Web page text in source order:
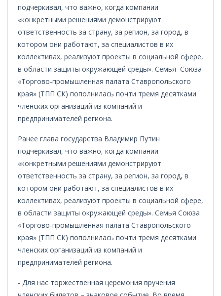
подчеркивал, что важно, когда компании
«конкретными решениями демонстрируют
ответственность за страну, за регион, за город, в
котором они работают, за специалистов в их
коллективах, реализуют проекты в социальной сфере,
в области защиты окружающей среды». Семья Союза
«Торгово-промышленная палата Ставропольского
края» (ТПП СК) пополнилась почти тремя десятками
членских организаций из компаний и
предпринимателей региона.
Ранее глава государства Владимир Путин
подчеркивал, что важно, когда компании
«конкретными решениями демонстрируют
ответственность за страну, за регион, за город, в
котором они работают, за специалистов в их
коллективах, реализуют проекты в социальной сфере,
в области защиты окружающей среды». Семья Союза
«Торгово-промышленная палата Ставропольского
края» (ТПП СК) пополнилась почти тремя десятками
членских организаций из компаний и
предпринимателей региона.
- Для нас торжественная церемония вручения